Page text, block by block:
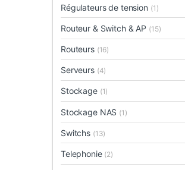
Régulateurs de tension (1)
Routeur & Switch & AP (15)
Routeurs (16)
Serveurs (4)
Stockage (1)
Stockage NAS (1)
Switchs (13)
Telephonie (2)